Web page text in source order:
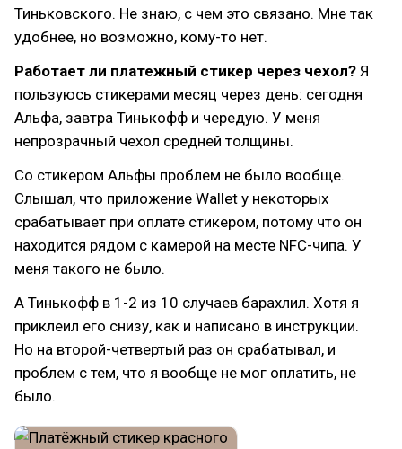
Тиньковского. Не знаю, с чем это связано. Мне так
удобнее, но возможно, кому-то нет.
Pаботает ли платежный стикер через чехол? Я
пользуюсь стикерами месяц через день: сегодня
Альфа, завтра Тинькофф и чередую. У меня
непрозрачный чехол средней толщины.
Со стикером Альфы проблем не было вообще.
Слышал, что приложение Wallet у некоторых
срабатывает при оплате стикером, потому что он
находится рядом с камерой на месте NFC-чипа. У
меня такого не было.
А Тинькофф в 1-2 из 10 случаев барахлил. Хотя я
приклеил его снизу, как и написано в инструкции.
Но на второй-четвертый раз он срабатывал, и
проблем с тем, что я вообще не мог оплатить, не
было.